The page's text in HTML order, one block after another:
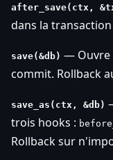
after_save(ctx,
dans la
save(&db) — Ouvre
commit. Rollback
save_as(ctx, &db)
trois hooks :
Rollback sur